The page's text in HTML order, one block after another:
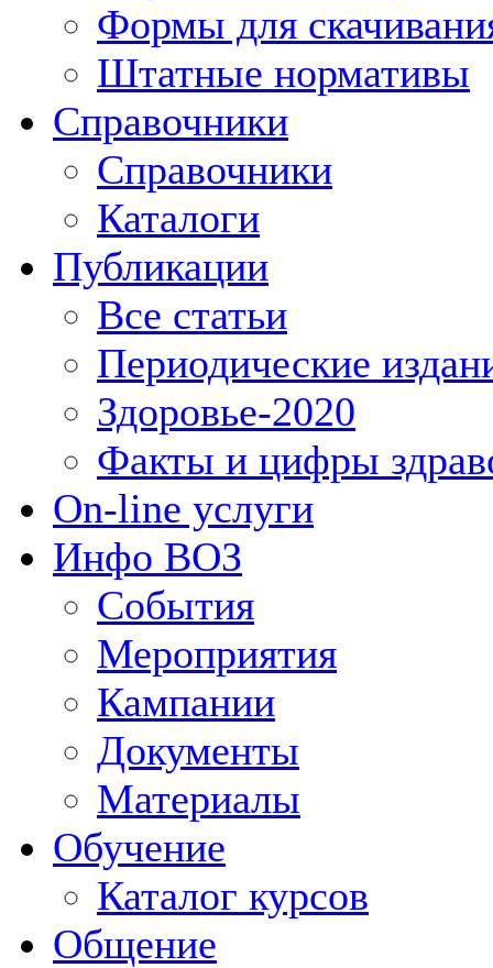
Формы для
Штатные нормативы
Справочники
Справочники
Каталоги
Публикации
Все статьи
Периодические
Здоровье-2020
Факты и цифры
On-line услуги
Инфо ВОЗ
События
Мероприятия
Кампании
Документы
Материалы
Обучение
Каталог курсов
Общение